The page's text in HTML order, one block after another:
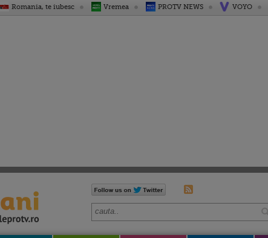
Romania, te iubesc Vremea PROTV NEWS VOYO